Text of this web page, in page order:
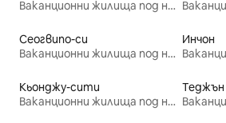
Ваканционни жилища под наем
Сеогвипо-си
Ваканционни жилища под наем
Инчон
Кьонджу-сити
Ваканционни жилища под наем
Теджън